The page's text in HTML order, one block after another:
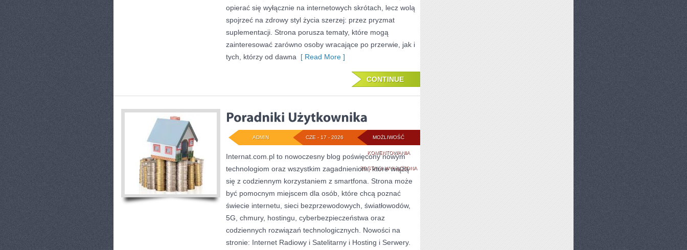
opierać się wyłącznie na internetowych skrótach, lecz wolą
spojrzeć na zdrowy styl życia szerzej: przez pryzmat
suplementacji. Strona porusza tematy, które mogą
zainteresować zarówno osoby wracające po przerwie, jak i
tych, którzy od dawna [ Read More ]
CONTINUE
MOŻLIWOŚĆ
KOMENTOWANIAPORADNIKI
UŻYTKOWNIKA
ZOSTAŁA WYŁĄCZONA
CZE - 17 - 2026
ADMIN
Internat.com.pl to nowoczesny blog poświęcony nowym
technologiom oraz wszystkim zagadnieniom, które wiążą
się z codziennym korzystaniem z smartfona. Strona może
być pomocnym miejscem dla osób, które chcą poznać
świecie internetu, sieci bezprzewodowych, światłowodów,
5G, chmury, hostingu, cyberbezpieczeństwa oraz
codziennych rozwiązań technologicznych. Nowości na
stronie: Internet Radiowy i Satelitarny i Hosting i Serwery.